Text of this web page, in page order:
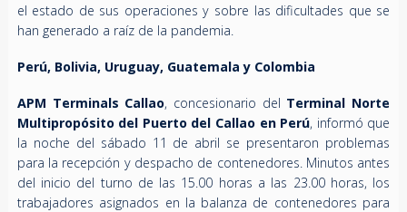
el estado de sus operaciones y sobre las dificultades que se
han generado a raíz de la pandemia.
Perú, Bolivia, Uruguay, Guatemala y Colombia
APM Terminals Callao, concesionario del Terminal Norte
Multipropósito del Puerto del Callao en Perú, informó que
la noche del sábado 11 de abril se presentaron problemas
para la recepción y despacho de contenedores. Minutos antes
del inicio del turno de las 15.00 horas a las 23.00 horas, los
trabajadores asignados en la balanza de contenedores para